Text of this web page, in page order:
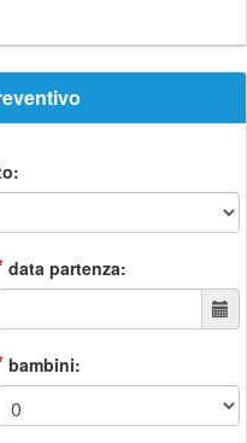
data partenza:
bambini: